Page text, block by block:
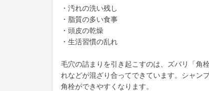
・汚れの洗い残し
・脂質の多い食事
・頭皮の乾燥
・生活習慣の乱れ
毛穴の詰まりを引き起こすのは、ズバリ「角
れなどが混ざり合ってできています。シャン
角栓ができやすくなります。